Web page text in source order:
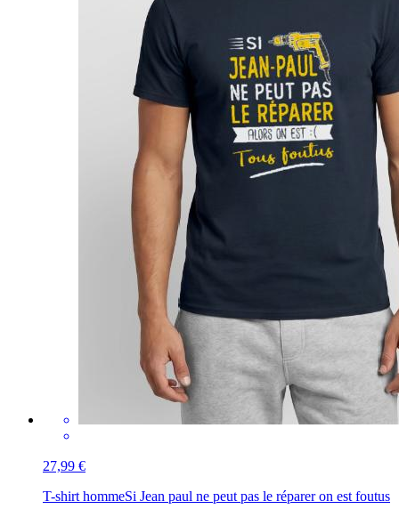
27,99 €
T-shirt hommeSi Jean paul ne peut pas le réparer on est foutus